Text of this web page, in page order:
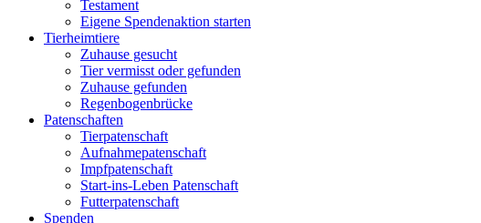
Testament
Eigene Spendenaktion starten
Tierheimtiere
Zuhause gesucht
Tier vermisst oder gefunden
Zuhause gefunden
Regenbogenbrücke
Patenschaften
Tierpatenschaft
Aufnahmepatenschaft
Impfpatenschaft
Start-ins-Leben Patenschaft
Futterpatenschaft
Spenden